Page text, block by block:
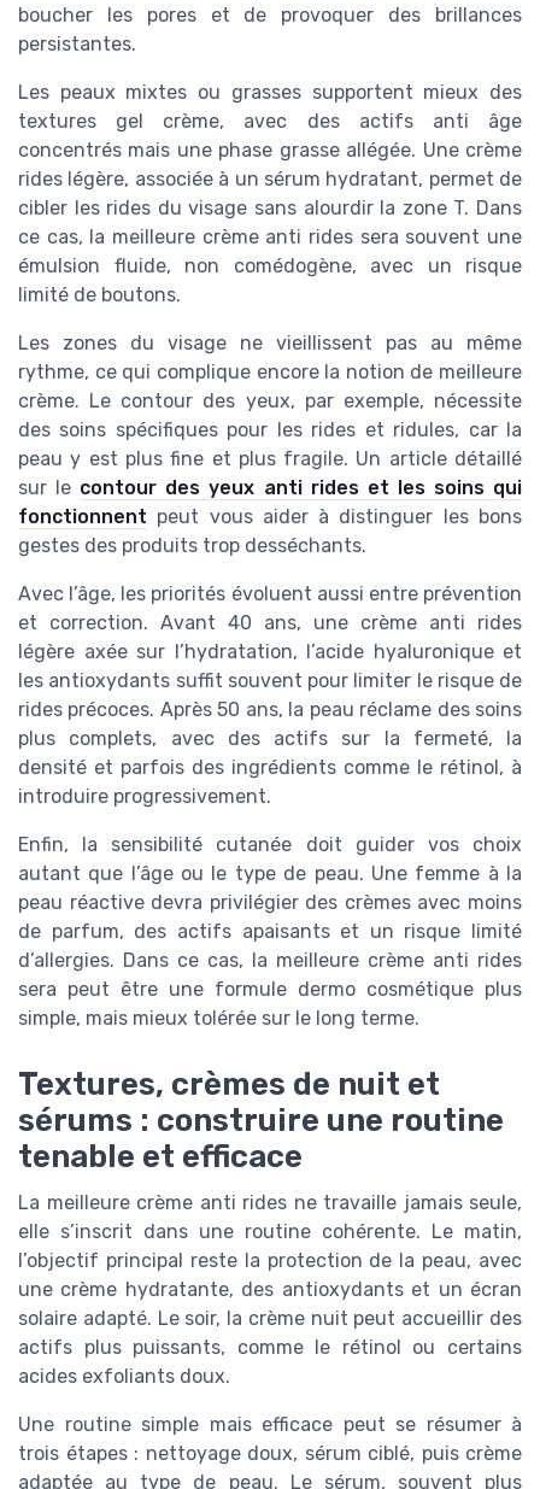
boucher les pores et de provoquer des brillances
persistantes.
Les peaux mixtes ou grasses supportent mieux des
textures gel crème, avec des actifs anti âge
concentrés mais une phase grasse allégée. Une crème
rides légère, associée à un sérum hydratant, permet de
cibler les rides du visage sans alourdir la zone T. Dans
ce cas, la meilleure crème anti rides sera souvent une
émulsion fluide, non comédogène, avec un risque
limité de boutons.
Les zones du visage ne vieillissent pas au même
rythme, ce qui complique encore la notion de meilleure
crème. Le contour des yeux, par exemple, nécessite
des soins spécifiques pour les rides et ridules, car la
peau y est plus fine et plus fragile. Un article détaillé
sur le contour des yeux anti rides et les soins qui
fonctionnent peut vous aider à distinguer les bons
gestes des produits trop desséchants.
Avec l’âge, les priorités évoluent aussi entre prévention
et correction. Avant 40 ans, une crème anti rides
légère axée sur l’hydratation, l’acide hyaluronique et
les antioxydants suffit souvent pour limiter le risque de
rides précoces. Après 50 ans, la peau réclame des soins
plus complets, avec des actifs sur la fermeté, la
densité et parfois des ingrédients comme le rétinol, à
introduire progressivement.
Enfin, la sensibilité cutanée doit guider vos choix
autant que l’âge ou le type de peau. Une femme à la
peau réactive devra privilégier des crèmes avec moins
de parfum, des actifs apaisants et un risque limité
d’allergies. Dans ce cas, la meilleure crème anti rides
sera peut être une formule dermo cosmétique plus
simple, mais mieux tolérée sur le long terme.
Textures, crèmes de nuit et
sérums : construire une routine
tenable et efficace
La meilleure crème anti rides ne travaille jamais seule,
elle s’inscrit dans une routine cohérente. Le matin,
l’objectif principal reste la protection de la peau, avec
une crème hydratante, des antioxydants et un écran
solaire adapté. Le soir, la crème nuit peut accueillir des
actifs plus puissants, comme le rétinol ou certains
acides exfoliants doux.
Une routine simple mais efficace peut se résumer à
trois étapes : nettoyage doux, sérum ciblé, puis crème
adaptée au type de peau. Le sérum, souvent plus